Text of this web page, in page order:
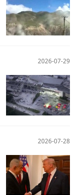
2026-07-29
2026-07-28